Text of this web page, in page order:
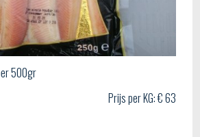
500gr
Prijs per KG: € 63